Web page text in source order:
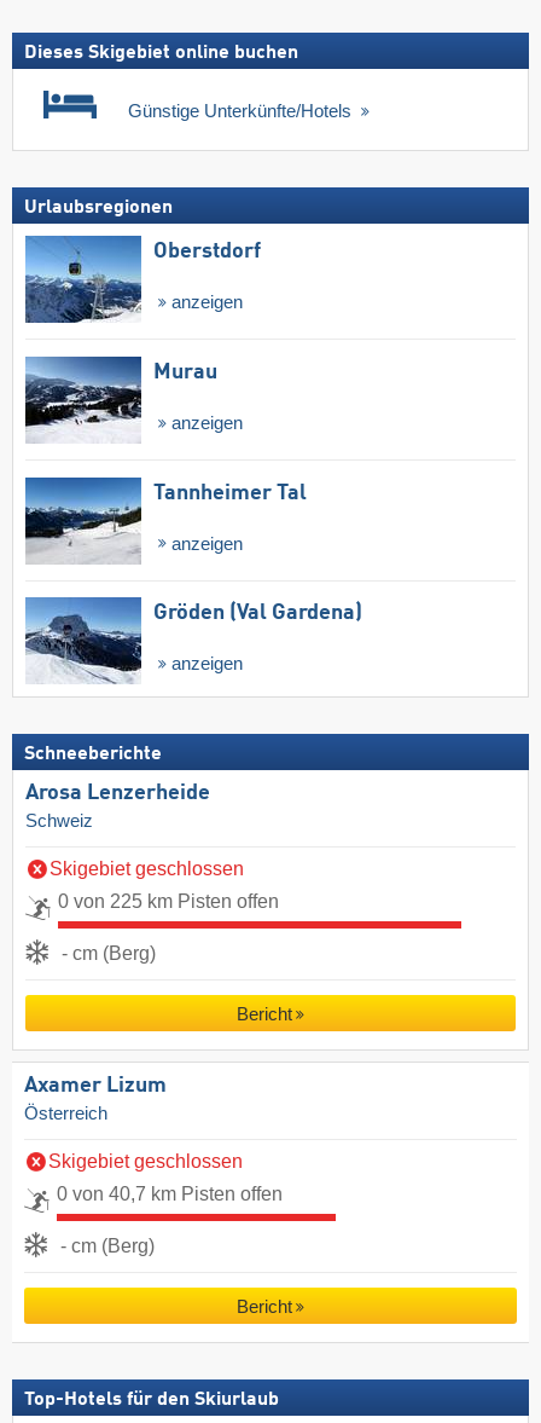
Dieses Skigebiet online buchen
Günstige Unterkünfte/Hotels
Urlaubsregionen
Oberstdorf
anzeigen
Murau
anzeigen
Tannheimer Tal
anzeigen
Gröden (Val Gardena)
anzeigen
Schneeberichte
Arosa Lenzerheide
Schweiz
Skigebiet geschlossen
0 von 225 km Pisten offen
- cm (Berg)
Bericht
Axamer Lizum
Österreich
Skigebiet geschlossen
0 von 40,7 km Pisten offen
- cm (Berg)
Bericht
Top-Hotels für den Skiurlaub